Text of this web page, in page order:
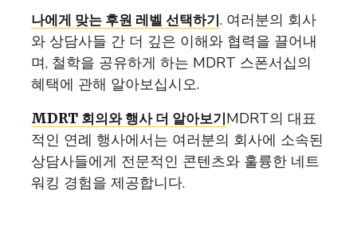
나에게 맞는 후원 레벨 선택하기. 여러분의 회사
와 상담사들 간 더 깊은 이해와 협력을 끌어내
며, 철학을 공유하게 하는 MDRT 스폰서십의
혜택에 관해 알아보십시오.
MDRT 회의와 행사 더 알아보기MDRT의 대표
적인 연례 행사에서는 여러분의 회사에 소속된
상담사들에게 전문적인 콘텐츠와 훌륭한 네트
워킹 경험을 제공합니다.